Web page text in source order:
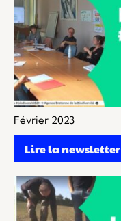
Février 2023
Lire la newsletter